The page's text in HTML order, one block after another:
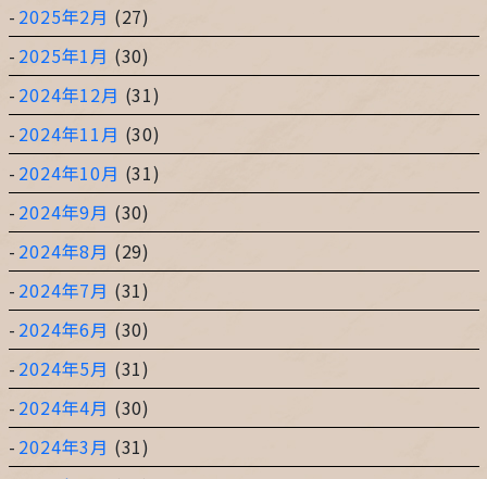
2025年2月 (27)
2025年1月 (30)
2024年12月 (31)
2024年11月 (30)
2024年10月 (31)
2024年9月 (30)
2024年8月 (29)
2024年7月 (31)
2024年6月 (30)
2024年5月 (31)
2024年4月 (30)
2024年3月 (31)